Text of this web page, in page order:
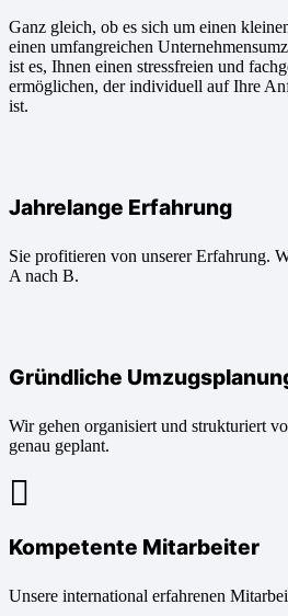
Ganz gleich, ob es sich um einen
einen umfangreichen
ist es, Ihnen einen stressfreien und
ermöglichen, der individuell auf Ihre
ist.
Jahrelange Erfahrung
Sie profitieren von unserer Erfahrung.
A nach B.
Gründliche
Wir gehen organisiert und strukturiert
genau geplant.
Kompetente Mitarbeiter
Unsere international erfahrenen